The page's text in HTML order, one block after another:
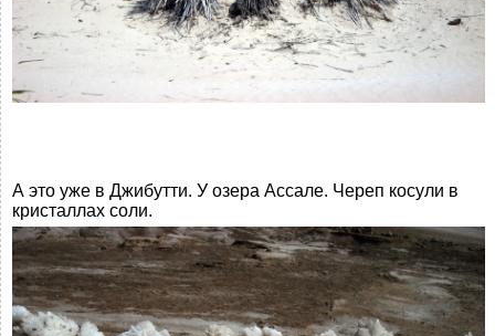
А это уже в Джибутти. У озера Ассале. Череп косули в
кристаллах соли.